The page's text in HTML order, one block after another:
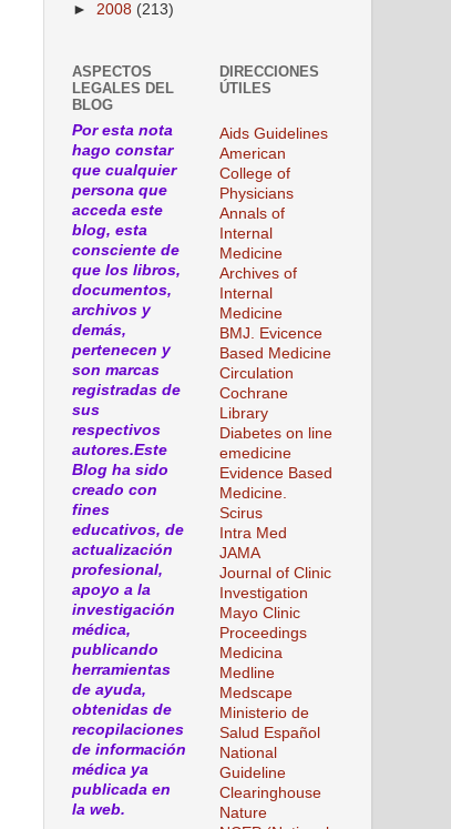
► 2008 (213)
ASPECTOS
LEGALES DEL
BLOG
Por esta nota
hago constar
que cualquier
persona que
acceda este
blog, esta
consciente de
que los libros,
documentos,
archivos y
demás,
pertenecen y
son marcas
registradas de
sus
respectivos
autores.Este
Blog ha sido
creado con
fines
educativos, de
actualización
profesional,
apoyo a la
investigación
médica,
publicando
herramientas
de ayuda,
obtenidas de
recopilaciones
de información
médica ya
publicada en
la web.
DIRECCIONES
ÚTILES
Aids Guidelines
American
College of
Physicians
Annals of
Internal
Medicine
Archives of
Internal
Medicine
BMJ. Evicence
Based Medicine
Circulation
Cochrane
Library
Diabetes on line
emedicine
Evidence Based
Medicine.
Scirus
Intra Med
JAMA
Journal of Clinic
Investigation
Mayo Clinic
Proceedings
Medicina
Medline
Medscape
Ministerio de
Salud Español
National
Guideline
Clearinghouse
Nature